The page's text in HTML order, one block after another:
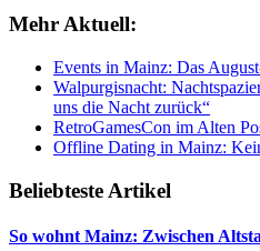
Mehr Aktuell:
Events in Mainz: Das
Walpurgisnacht:
uns die Nacht zurück“
RetroGamesCon im Alten
Offline Dating in Mainz:
Beliebteste Artikel
So wohnt Mainz: Zwischen